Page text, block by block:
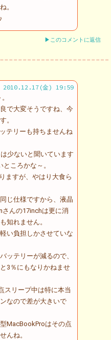
。
▶このコメントに返信
2010.12.17(金) 19:59
で大変そうですね、今
。
テリーも持ちませんね
少ないと聞いています
ころかな～。
ますが、やはり大食ら
じ仕様ですから、液晶
んの17inchは更に消
知れません。
い負担しかさせていな
ッテリーが減るので、
3％にもなりかねませ
スリープ中は特に本当
なので差が大きいで
MacBookProはその点
んね。